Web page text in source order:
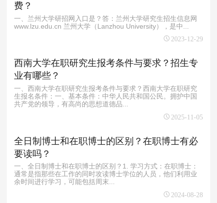
费？
一、兰州大学研招网入口是？答：兰州大学研究生招生信息网
www.lzu.edu.cn 兰州大学（Lanzhou University），是中...
2023-12-29
西南大学在职研究生报考条件与要求？招生专
业有哪些？
一、西南大学在职研究生报考条件与要求？西南大学在职研究
生报名条件：一、基本条件：中华人民共和国公民。拥护中国
共产党的领导，有高尚的思想道德品...
2025-11-05
全日制博士和在职博士的区别？在职博士有必
要读吗？
一、全日制博士和在职博士的区别？1. 学习方式：在职博士：
通常是指那些在工作的同时攻读博士学位的人员，他们利用业
余时间进行学习，可能包括周末...
2024-08-28